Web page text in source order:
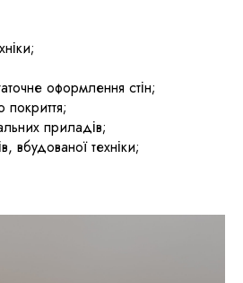
оформлення стін;
покриття;
приладів;
вбудованої техніки;